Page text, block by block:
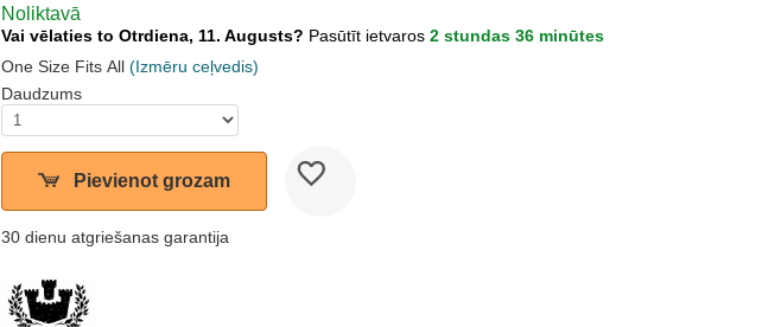
Noliktavā
Vai vēlaties to Otrdiena, 11. Augusts? Pasūtīt ietvaros 2 stundas 36 minūtes
One Size Fits All (Izmēru ceļvedis)
Daudzums
Pievienot grozam
30 dienu atgriešanas garantija